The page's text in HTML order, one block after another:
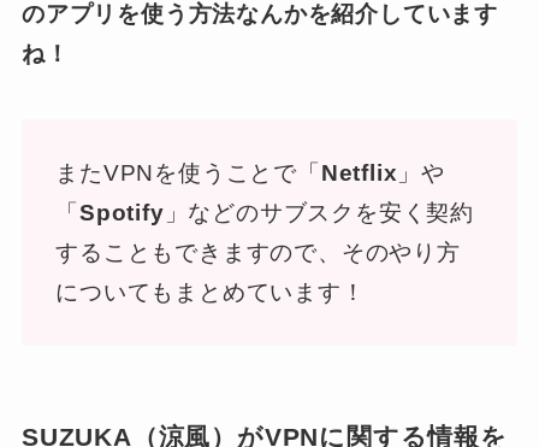
のアプリを使う方法なんかを紹介しています
ね！
またVPNを使うことで「 Netflix 」や
「 Spotify 」などのサブスクを安く契約
することもできますので、そのやり方
についてもまとめています！
SUZUKA（涼風）がVPNに関する情報を